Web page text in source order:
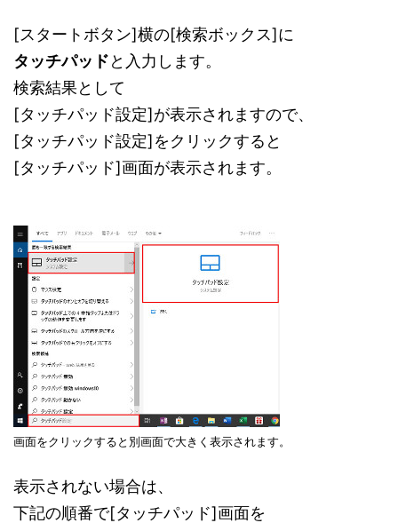
[スタートボタン]横の[検索ボックス]に
タッチパッドと入力します。
検索結果として
[タッチパッド設定]が表示されますので、
[タッチパッド設定]をクリックすると
[タッチパッド]画面が表示されます。
画面をクリックすると別画面で大きく表示されます。
表示されない場合は、
下記の順番で[タッチパッド]画面を